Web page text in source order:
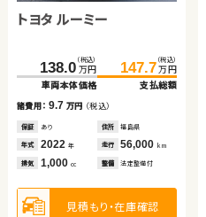
トヨタ ルーミー
138.0 （税込）
万円
車両本体価格
147.7 （税込）
万円
支払総額
諸費用：9.7 万円 （税込）
保証 あり 住所 福島県
年式 2022 年 走行 56,000 km
排気 1,000 cc 整備 法定整備付
見積もり・在庫確認
トヨタ アクア
124.6 （税込）
万円
車両本体価格
136.1 （税込）
万円
支払総額
諸費用：11.5万円（税込）
保証 あり 住所 埼玉県
年式 2018 年 走行 17,400 km
排気 1,500 cc 整備 法定整備付
見積もり・在庫確認
スバル フォレスター
334.8万円
車両本体価格
諸費用：7.2 万円 （税込）
保証 あり 住所 福島県
排気 1,800cc 整備 法定整備付